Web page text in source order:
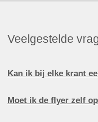
Veelgestelde
Kan ik bij elke krant
Moet ik de flyer zelf